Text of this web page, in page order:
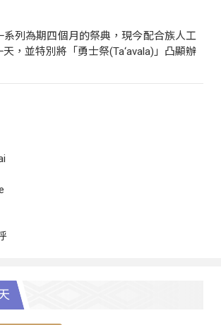
系列為期四個月的祭典，現今配合族人工
，並特別將「勇士祭(Ta‘avala)」凸顯辦